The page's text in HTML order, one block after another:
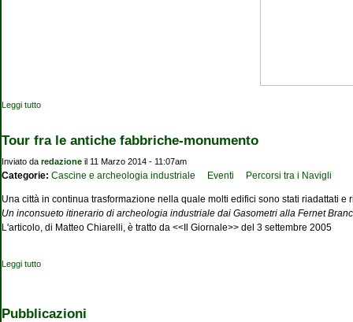
Leggi tutto
Tour fra le antiche fabbriche-monumento
Inviato da redazione il 11 Marzo 2014 - 11:07am
Categorie: Cascine e archeologia industriale Eventi Percorsi tra i Navigli
Una città in continua trasformazione nella quale molti edifici sono stati riadattati
Un inconsueto itinerario di archeologia industriale dai Gasometri alla Fernet
L'articolo, di Matteo Chiarelli, è tratto da <<Il Giornale>> del 3 settembre 2005
Leggi tutto
Pubblicazioni